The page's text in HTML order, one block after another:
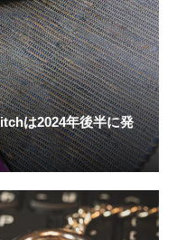
は2024年後半に発